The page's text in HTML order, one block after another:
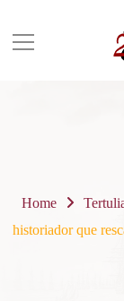
Home
historiador que